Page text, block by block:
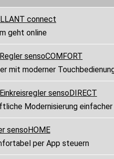
connect
geht online
sensoCOMFORT
mit moderner
sensoDIRECT
Modernisierung
sensoHOME
per App steuern